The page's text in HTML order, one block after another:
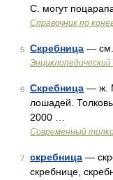
С. могут
Справочник по
5 Скребница — см.
6 Скребница — ж.
лошадей.
2000 …
Современный
7 скребница —
скребнице,